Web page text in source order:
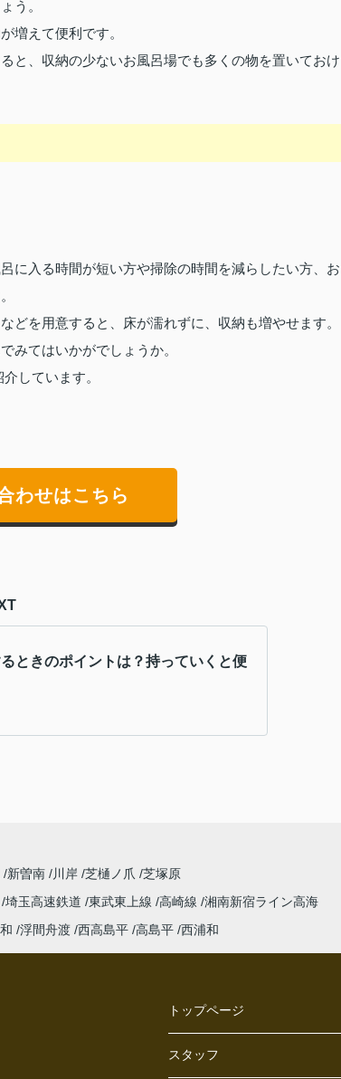
う。
増えて便利です。
と、収納の少ないお風呂場でも多くの物を置いておけ
に入る時間が短い方や掃除の時間を減らしたい方、お
どを用意すると、床が濡れずに、収納も増やせます。
みてはいかがでしょうか。
しています。
わせはこちら
ときのポイントは？持っていくと便
新曽南 川岸 芝樋ノ爪
芝塚原
埼玉高速鉄道 東武東上線 高崎線 湘南新宿ライン高海
浮間舟渡 西高島平 高島平 西浦和
トップページ
スタッフ